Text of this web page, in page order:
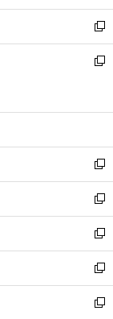
開
く
ウ
で
開
く
ン
ド
ウ
で
ウ
ィ
ン
ド
開
新
し
い
ン
ウ
で
開
く
新
ウ
ン
ド
ウ
で
開
く
新
し
い
ウ
ィ
ン
ド
ウ
で
新
し
い
ウ
ィ
ン
ド
新
し
い
ウ
ィ
新
し
い
新